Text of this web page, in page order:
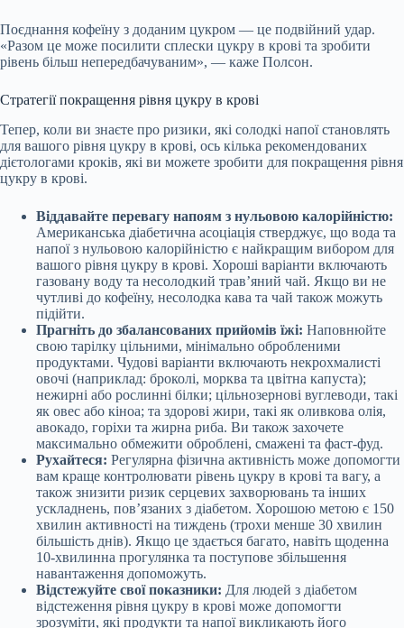
Поєднання кофеїну з доданим цукром — це подвійний удар.
«Разом це може посилити сплески цукру в крові та зробити
рівень більш непередбачуваним», — каже Полсон.
Стратегії покращення рівня цукру в крові
Тепер, коли ви знаєте про ризики, які солодкі напої становлять
для вашого рівня цукру в крові, ось кілька рекомендованих
дієтологами кроків, які ви можете зробити для покращення рівня
цукру в крові.
Віддавайте перевагу напоям з нульовою калорійністю:
Американська діабетична асоціація стверджує, що вода та
напої з нульовою калорійністю є найкращим вибором для
вашого рівня цукру в крові. Хороші варіанти включають
газовану воду та несолодкий трав’яний чай. Якщо ви не
чутливі до кофеїну, несолодка кава та чай також можуть
підійти.
Прагніть до збалансованих прийомів їжі: Наповнюйте
свою тарілку цільними, мінімально обробленими
продуктами. Чудові варіанти включають некрохмалисті
овочі (наприклад: броколі, морква та цвітна капуста);
нежирні або рослинні білки; цільнозернові вуглеводи, такі
як овес або кіноа; та здорові жири, такі як оливкова олія,
авокадо, горіхи та жирна риба. Ви також захочете
максимально обмежити оброблені, смажені та фаст-фуд.
Рухайтеся: Регулярна фізична активність може допомогти
вам краще контролювати рівень цукру в крові та вагу, а
також знизити ризик серцевих захворювань та інших
ускладнень, пов’язаних з діабетом. Хорошою метою є 150
хвилин активності на тиждень (трохи менше 30 хвилин
більшість днів). Якщо це здається багато, навіть щоденна
10-хвилинна прогулянка та поступове збільшення
навантаження допоможуть.
Відстежуйте свої показники: Для людей з діабетом
відстеження рівня цукру в крові може допомогти
зрозуміти, які продукти та напої викликають його